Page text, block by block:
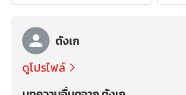
ตังเก
ดูโปรไฟล์